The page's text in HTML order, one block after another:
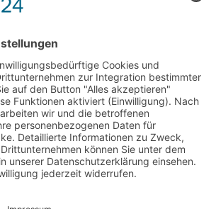
Gymnastik & Aerobic
Tischtennis
Footvolley
Sonstiges
Download-Bereich